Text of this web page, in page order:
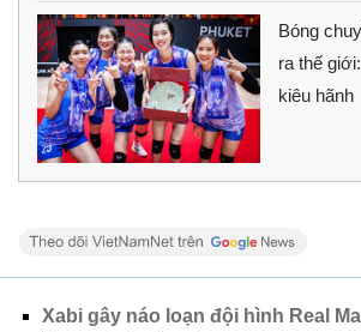
Bóng
ra thế
kiêu hãnh
Xabi gây náo loạn đội hình Real